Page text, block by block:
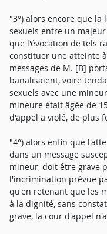
"3°) alors encore que
sexuels entre un
que l'évocation de tels
constituer une atteinte
messages de M. [B]
banalisaient, voire
sexuels avec une
mineure était âgée de
d'appel a violé, de plus
"4°) alors enfin que
dans un message
mineur, doit être grave
l'incrimination prévue
qu'en retenant que les
à la dignité, sans
grave, la cour d'appel